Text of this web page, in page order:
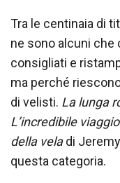
Tra le centinaia di
ne sono alcuni che
consigliati e
ma perché
di velisti. La lunga
L’incredibile viaggio
della veladi
questa categoria.